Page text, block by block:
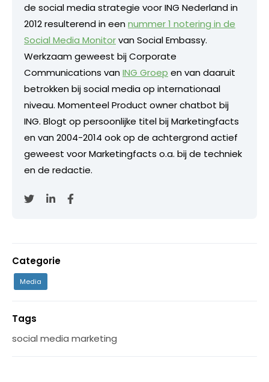
de social media strategie voor ING Nederland in
2012 resulterend in eennummer 1 notering in de
Social Media Monitorvan Social Embassy.
Werkzaam geweest bij Corporate
Communications vanING Groep en van daaruit
betrokken bij social media op internationaal
niveau. Momenteel Product owner chatbot bij
ING. Blogt op persoonlijke titel bij Marketingfacts
en van 2004-2014 ook op de achtergrond actief
geweest voor Marketingfacts o.a. bij de techniek
en de redactie.
Categorie
Media
Tags
social media marketing